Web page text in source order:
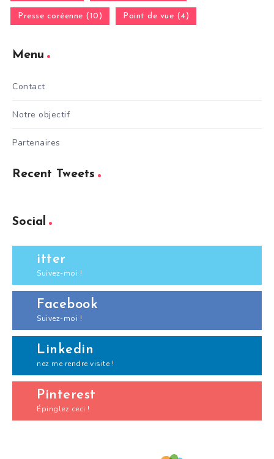
Presse coréenne (10) Point de vue (4)
Menu
Contact
Notre objectif
Partenaires
Recent Tweets
Social
itter
Suivez-moi !
Facebook
Suivez-moi !
Linkedin
nez me rendre visite !
Pinterest
Épinglez ceci !